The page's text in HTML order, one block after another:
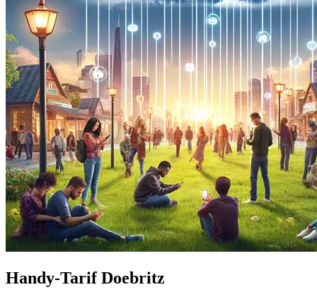
Handy-Tarif Doebritz